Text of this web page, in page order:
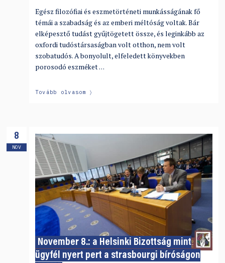
Egész filozófiai és eszmetörténeti munkásságának fő
témái a szabadság és az emberi méltóság voltak. Bár
elképesztő tudást gyűjtögetett össze, és leginkább az
oxfordi tudóstársaságban volt otthon, nem volt
szobatudós. A bonyolult, elfeledett könyvekben
porosodó eszméket …
Tovább olvasom
8
NOV
November 8.: a Helsinki Bizottság mint
ügyfél nyert pert a strasbourgi bíróságon